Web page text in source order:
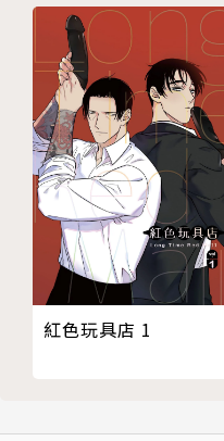
紅色玩具店 1